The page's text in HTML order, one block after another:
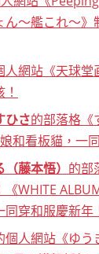
ん～艦これ～
人網站《天球
ひさ的部落格《
和看板貓，一
藤本悟） 的部
《WHITE
穿和服慶新年
個人網站《ゆう